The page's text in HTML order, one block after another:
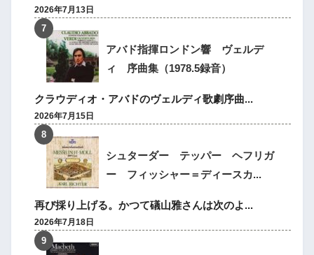
2026年7月13日
アバド指揮ロンドン響 ヴェルデ
ィ 序曲集（1978.5録音）
クラウディオ・アバドのヴェルディ歌劇序曲...
2026年7月15日
シュターダー テッパー ヘフリガ
ー フィッシャー＝ディースカ...
再び採り上げる。かつて礒山雅さんは次のよ...
2026年7月18日